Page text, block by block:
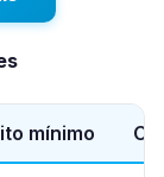
mínimo